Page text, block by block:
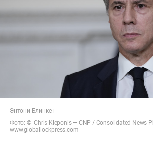
Энтони Блинкен
Фото: © Chris Kleponis — CNP / Consolidated News
www.globallookpress.com